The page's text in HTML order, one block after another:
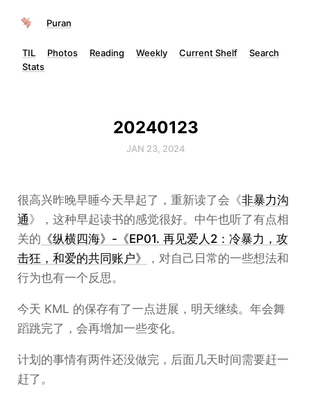
Puran
TIL Photos Reading Weekly Current Shelf
Search
Stats
20240123
JAN 23, 2024
很高兴昨晚早睡今天早起了，重新读了会《非暴力沟
通》，这种早起读书的感觉很好。中午也听了有点相
关的 《纵横四海》-《EP01. 再见爱人2：冷暴力，攻
击狂，和爱的共同账户》
，对自己日常的一些想法和
行为也有一个反思。
今天 KML 的保存有了一点进展，明天继续。年会舞
蹈跳完了，会再增加一些变化。
计划的事情有两件还没做完，后面几天时间需要赶一
赶了。